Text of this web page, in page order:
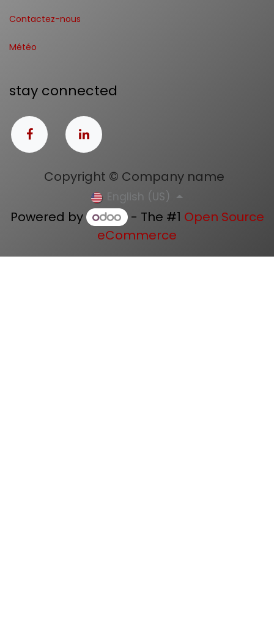
Contactez-nous
Météo
stay connected
Copyright © Company name
English (US)
Powered by - The #1 Open Source
eCommerce